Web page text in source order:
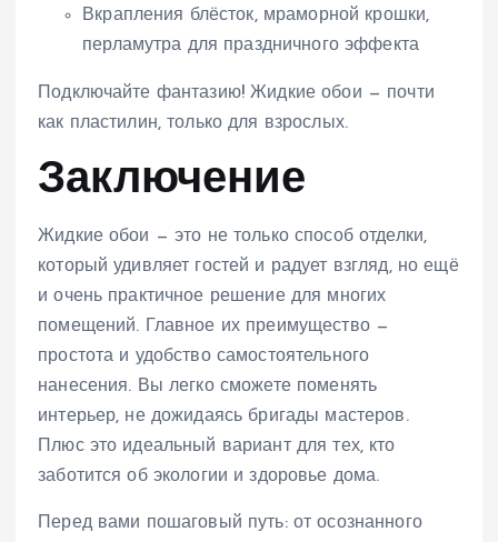
Вкрапления блёсток, мраморной крошки,
перламутра для праздничного эффекта
Подключайте фантазию! Жидкие обои — почти
как пластилин, только для взрослых.
Заключение
Жидкие обои — это не только способ отделки,
который удивляет гостей и радует взгляд, но ещё
и очень практичное решение для многих
помещений. Главное их преимущество —
простота и удобство самостоятельного
нанесения. Вы легко сможете поменять
интерьер, не дожидаясь бригады мастеров.
Плюс это идеальный вариант для тех, кто
заботится об экологии и здоровье дома.
Перед вами пошаговый путь: от осознанного